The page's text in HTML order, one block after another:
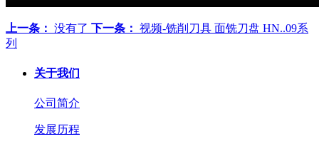
上一条： 没有了 下一条： 视频-铣削刀具 面铣刀盘 HN..09系
列
关于我们
公司简介
发展历程